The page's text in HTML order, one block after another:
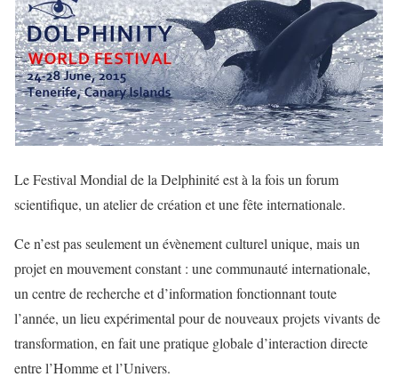
Le Festival Mondial de la Delphinité est à la fois un forum
scientifique, un atelier de création et une fête internationale.
Ce n’est pas seulement un évènement culturel unique, mais un
projet en mouvement constant : une communauté internationale,
un centre de recherche et d’information fonctionnant toute
l’année, un lieu expérimental pour de nouveaux projets vivants de
transformation, en fait une pratique globale d’interaction directe
entre l’Homme et l’Univers.